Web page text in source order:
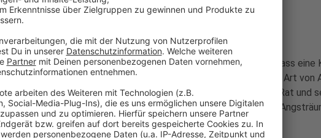
Stadt verweist auf Bürgersprechstunden
Anzeige
Die Verwaltung hatte allerdings schon im Vorfeld eingewendet, dass eine
„Angst“ zu subjektiv für solch ein Instrument sei. Besser für diese Art von
die Bürgersprechstunden der Polizei oder der Kriminalpräventive Rat und
Sitzungen, hieß es. Der Mängelmelder hingegen sei eher dazu da,
zu verhindern.